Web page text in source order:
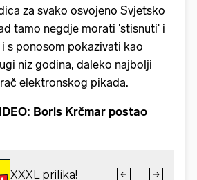
za svako osvojeno Svjetsko
tamo negdje morati 'stisnuti' i
s ponosom pokazivati kao
niz godina, daleko najbolji
elektronskog pikada.
Boris Krčmar postao